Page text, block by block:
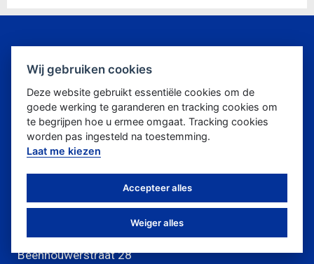
Atleten
my-3VL
Lid worden
TRAIN
Projecten
Jeugd
Triatlon Vlaanderen
Beenhouwerstraat 28
Wij gebruiken cookies
Deze website gebruikt essentiële cookies om de
goede werking te garanderen en tracking cookies om
te begrijpen hoe u ermee omgaat. Tracking cookies
worden pas ingesteld na toestemming.
Laat me kiezen
Accepteer alles
Weiger alles